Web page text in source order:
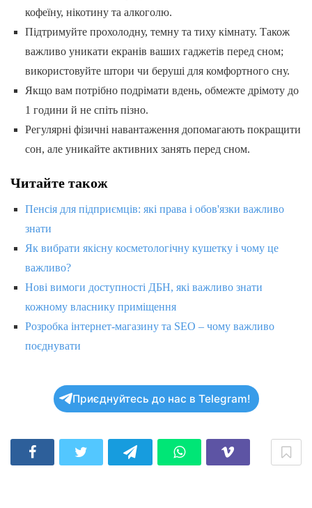
кофеїну, нікотину та алкоголю.
Підтримуйте прохолодну, темну та тиху кімнату. Також
важливо уникати екранів ваших гаджетів перед сном;
використовуйте штори чи беруші для комфортного сну.
Якщо вам потрібно подрімати вдень, обмежте дрімоту до
1 години й не спіть пізно.
Регулярні фізичні навантаження допомагають покращити
сон, але уникайте активних занять перед сном.
Читайте також
Пенсія для підприємців: які права і обов'язки важливо
знати
Як вибрати якісну косметологічну кушетку і чому це
важливо?
Нові вимоги доступності ДБН, які важливо знати
кожному власнику приміщення
Розробка інтернет-магазину та SEO – чому важливо
поєднувати
Приєднуйтесь до нас в Telegram!